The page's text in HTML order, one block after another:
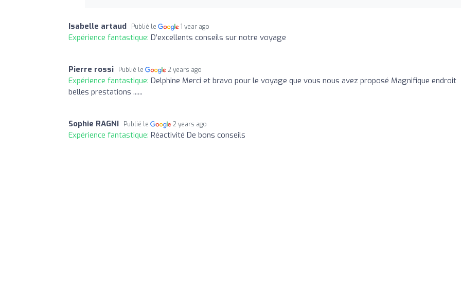
Isabelle artaud Publié le 1 year ago
Expérience fantastique: D’excellents conseils sur notre voyage
Pierre rossi Publié le 2 years ago
Expérience fantastique: Delphine Merci et bravo pour le voyage que vous nous avez proposé Magnifique endroit
belles prestations ......
Sophie RAGNI Publié le 2 years ago
Expérience fantastique: Réactivité De bons conseils